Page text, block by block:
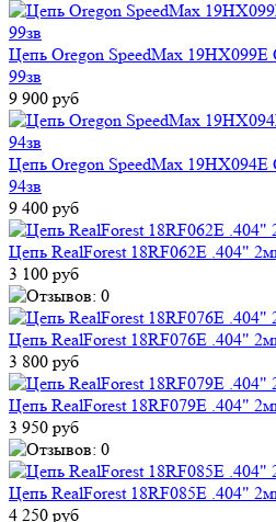
Цепь Oregon SpeedMax
99зв
9 900 руб
Цепь Oregon SpeedMax
94зв
9 400 руб
Цепь RealForest 18RF062E .404"
3 100 руб
Цепь RealForest 18RF076E .404"
3 800 руб
Цепь RealForest 18RF079E .404"
3 950 руб
Цепь RealForest 18RF085E .404"
4 250 руб